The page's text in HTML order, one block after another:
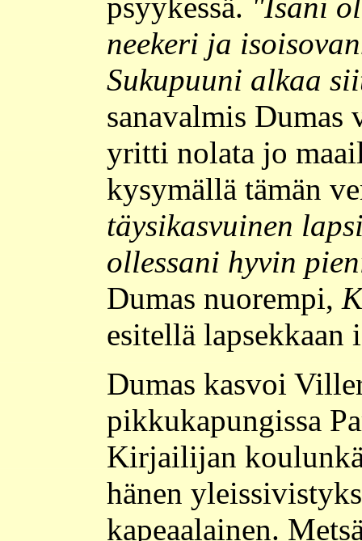
psyykessä. "Isäni
neekeri ja
Sukupuuni alkaa
sanavalmis Dumas
yritti nolata jo
kysymällä tämän
täysikasvuinen
ollessani hyvin
Dumas nuorempi,
esitellä lapsekkaan
Dumas kasvoi
pikkukapungissa
Kirjailijan
hänen
kapeaalainen.